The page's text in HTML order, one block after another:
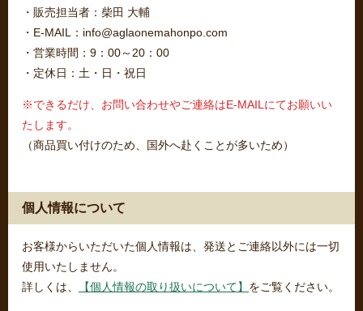
・販売担当者：柴田 大輔
・E-MAIL：info@aglaonemahonpo.com
・営業時間：9：00～20：00
・定休日：土・日・祝日
※できるだけ、お問い合わせやご連絡はE-MAILにてお願いい
たします。
（商品買い付けのため、国外へ赴くことが多いため）
個人情報について
お客様からいただいた個人情報は、発送とご連絡以外には一切
使用いたしません。
詳しくは、
【個人情報の取り扱いについて】 をご覧ください。